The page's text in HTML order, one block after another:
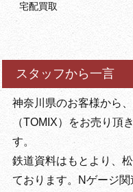
宅配買取
スタッフから一言
神奈川県のお客様から
（TOMIX）をお売り頂
す。
鉄道資料はもとより、
ております。Nゲージ関